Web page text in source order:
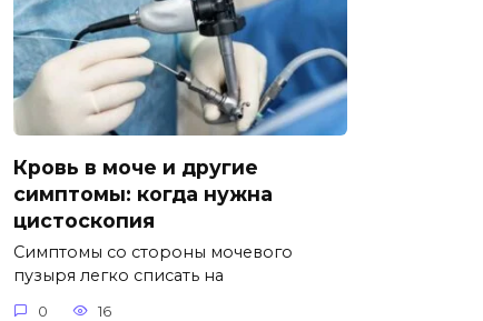
Кровь в моче и другие
симптомы: когда нужна
цистоскопия
Симптомы со стороны мочевого
пузыря легко списать на
0 16